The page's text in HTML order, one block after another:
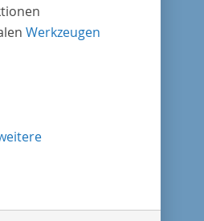
Werkzeugen